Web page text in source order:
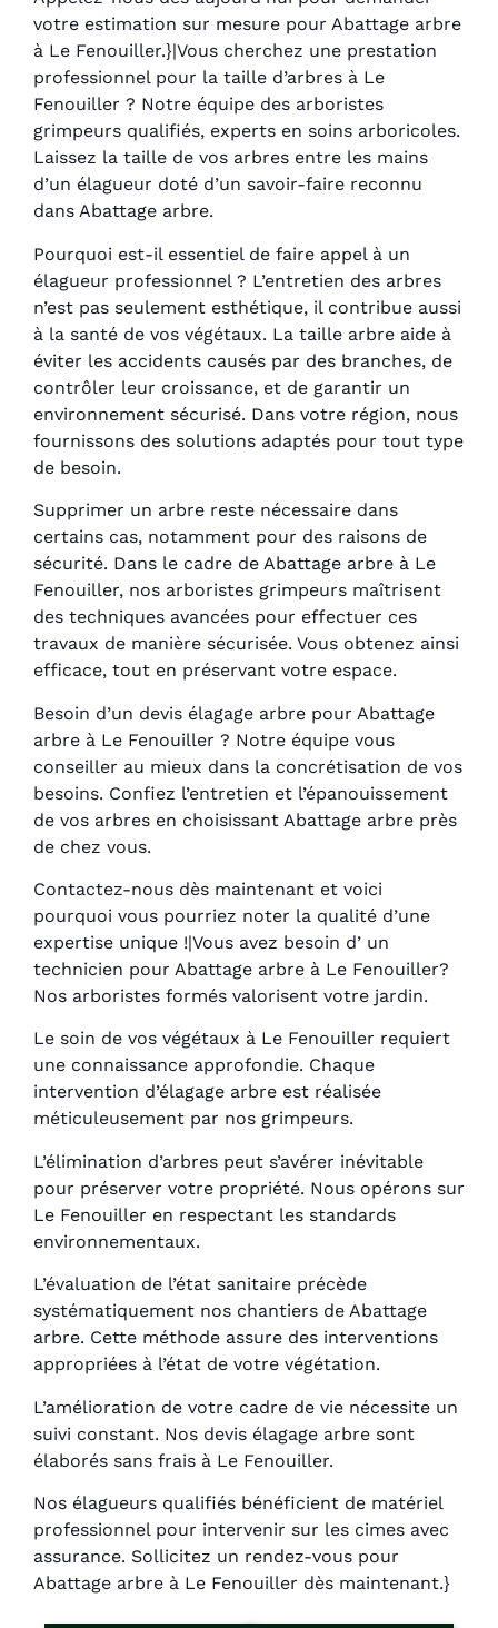
votre estimation sur mesure pour Abattage arbre
à Le Fenouiller.}|Vous cherchez une prestation
professionnel pour la taille d’arbres à Le
Fenouiller ? Notre équipe des arboristes
grimpeurs qualifiés, experts en soins arboricoles.
Laissez la taille de vos arbres entre les mains
d’un élagueur doté d’un savoir-faire reconnu
dans Abattage arbre.
Pourquoi est-il essentiel de faire appel à un
élagueur professionnel ? L’entretien des arbres
n’est pas seulement esthétique, il contribue aussi
à la santé de vos végétaux. La taille arbre aide à
éviter les accidents causés par des branches, de
contrôler leur croissance, et de garantir un
environnement sécurisé. Dans votre région, nous
fournissons des solutions adaptés pour tout type
de besoin.
Supprimer un arbre reste nécessaire dans
certains cas, notamment pour des raisons de
sécurité. Dans le cadre de Abattage arbre à Le
Fenouiller, nos arboristes grimpeurs maîtrisent
des techniques avancées pour effectuer ces
travaux de manière sécurisée. Vous obtenez ainsi
efficace, tout en préservant votre espace.
Besoin d’un devis élagage arbre pour Abattage
arbre à Le Fenouiller ? Notre équipe vous
conseiller au mieux dans la concrétisation de vos
besoins. Confiez l’entretien et l’épanouissement
de vos arbres en choisissant Abattage arbre près
de chez vous.
Contactez-nous dès maintenant et voici
pourquoi vous pourriez noter la qualité d’une
expertise unique !|Vous avez besoin d’ un
technicien pour Abattage arbre à Le Fenouiller?
Nos arboristes formés valorisent votre jardin.
Le soin de vos végétaux à Le Fenouiller requiert
une connaissance approfondie. Chaque
intervention d’élagage arbre est réalisée
méticuleusement par nos grimpeurs.
L’élimination d’arbres peut s’avérer inévitable
pour préserver votre propriété. Nous opérons sur
Le Fenouiller en respectant les standards
environnementaux.
L’évaluation de l’état sanitaire précède
systématiquement nos chantiers de Abattage
arbre. Cette méthode assure des interventions
appropriées à l’état de votre végétation.
L’amélioration de votre cadre de vie nécessite un
suivi constant. Nos devis élagage arbre sont
élaborés sans frais à Le Fenouiller.
Nos élagueurs qualifiés bénéficient de matériel
professionnel pour intervenir sur les cimes avec
assurance. Sollicitez un rendez-vous pour
Abattage arbre à Le Fenouiller dès maintenant.}